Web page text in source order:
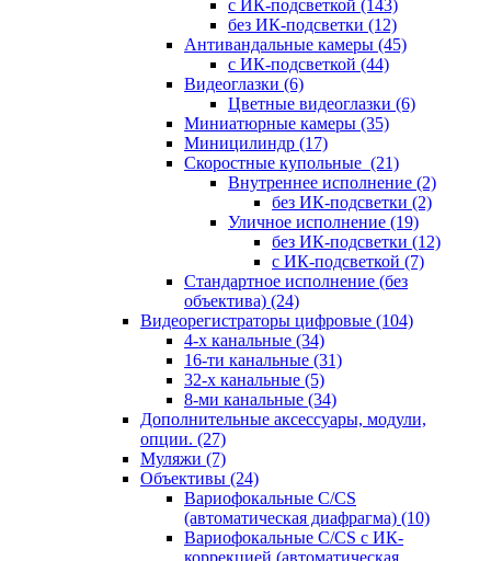
с ИК-подсветкой (143)
без ИК-подсветки (12)
Антивандальные камеры (45)
с ИК-подсветкой (44)
Видеоглазки (6)
Цветные видеоглазки (6)
Миниатюрные камеры (35)
Миницилиндр (17)
Скоростные купольные (21)
Внутреннее исполнение (2)
без ИК-подсветки (2)
Уличное исполнение (19)
без ИК-подсветки (12)
с ИК-подсветкой (7)
Стандартное исполнение (без
объектива) (24)
Видеорегистраторы цифровые (104)
4-х канальные (34)
16-ти канальные (31)
32-х канальные (5)
8-ми канальные (34)
Дополнительные аксессуары, модули,
опции. (27)
Муляжи (7)
Объективы (24)
Вариофокальные C/CS
(автоматическая диафрагма) (10)
Вариофокальные C/CS с ИК-
коррекцией (автоматическая